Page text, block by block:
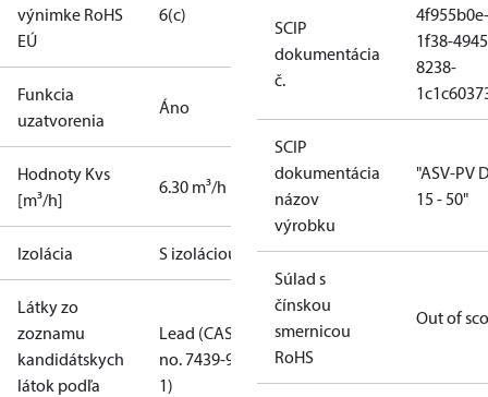
výnimke RoHS
EÚ
6(c)
Funkcia
uzatvorenia
Áno
Hodnoty Kvs
[m³/h]
6.30 m³/h
Izolácia S izoláciou
Látky zo
zoznamu
kandidátskych
látok podľa
Lead (CAS
no. 7439-92-
1)
SCIP
dokumentácia
č.
4f955b0e-
1f38-
8238-
SCIP
dokumentácia
názov
výrobku
"ASV-PV
15 - 50"
Súlad s
čínskou
smernicou
RoHS
Out of